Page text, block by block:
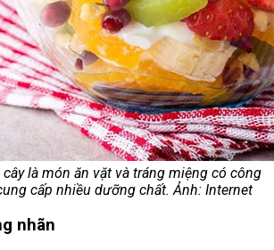
là món ăn vặt và tráng miệng có công
cấp nhiều dưỡng chất. Ảnh: Internet
nhãn